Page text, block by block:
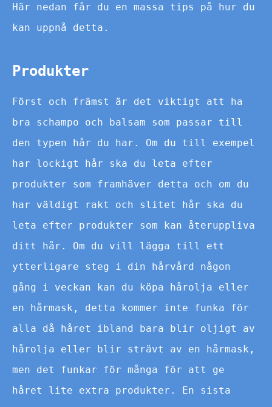
Här nedan får du en massa tips på hur du
kan uppnå detta.
Produkter
Först och främst är det viktigt att ha
bra schampo och balsam som passar till
den typen hår du har. Om du till exempel
har lockigt hår ska du leta efter
produkter som framhäver detta och om du
har väldigt rakt och slitet hår ska du
leta efter produkter som kan återuppliva
ditt hår. Om du vill lägga till ett
ytterligare steg i din hårvård någon
gång i veckan kan du köpa hårolja eller
en hårmask, detta kommer inte funka för
alla då håret ibland bara blir oljigt av
hårolja eller blir strävt av en hårmask,
men det funkar för många för att ge
håret lite extra produkter. En sista